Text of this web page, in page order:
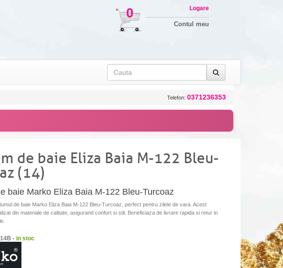
0 Logare
Contul meu
Telefon: 0371236353
de baie Eliza Baia M-122 Bleu-
(14)
baie Marko Eliza Baia M-122 Bleu-Turcoaz
de baie Marko Eliza Baia M-122 Bleu-Turcoaz, perfect pentru zilele de vara. Acest
din materiale de calitate, asigurand confort si stil. Beneficiaza de livrare rapida si retur in
- in stoc